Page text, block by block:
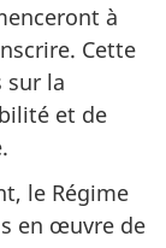
à
Cette
sur la
et de
le Régime
en œuvre de